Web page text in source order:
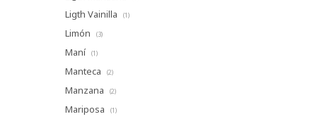
Ligth Vainilla (1)
Limón (3)
Maní (1)
Manteca (2)
Manzana (2)
Mariposa (1)